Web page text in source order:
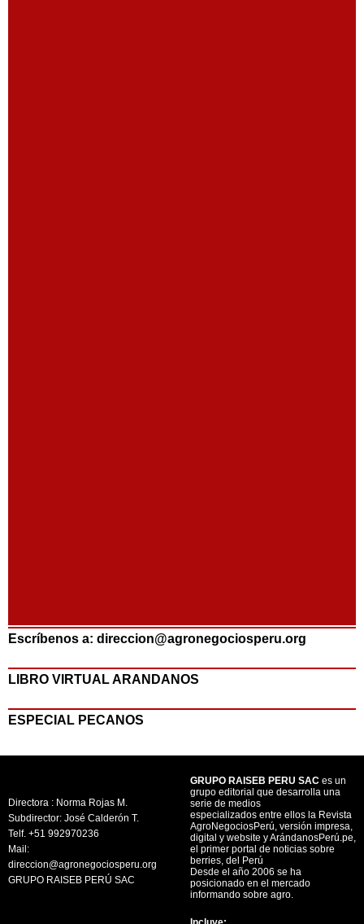
Escríbenos a: direccion@agronegociosperu.org
LIBRO VIRTUAL ARANDANOS
ESPECIAL PECANOS
Directora : Norma Rojas M.
Subdirector: José Calderón T.
Telf. +51 992970236
Mail:
direccion@agronegociosperu.org
GRUPO RAISEB PERÚ SAC
GRUPO RAISEB PERU SAC es un
grupo editorial que desarrolla una
serie de medios
especializados entre ellos la Revista
AgroNegociosPerú, versión impresa,
digital y website y ArándanosPerú.pe,
el primer portal de noticias sobre
berries, del Perú
Desde el año 2006 se ha
posicionado en el mercado
informando sobre agro.